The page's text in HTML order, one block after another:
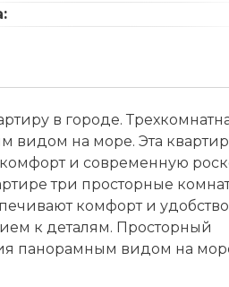
в городе.
видом на море. Эта
и современную
три просторные
комфорт и
к деталям. Просторный
панорамным видом на